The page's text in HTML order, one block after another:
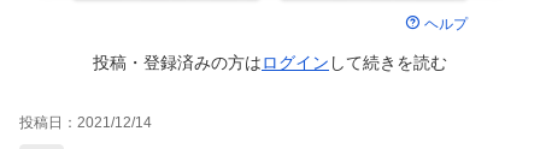
ヘルプ
投稿・登録済みの方はログイン して続きを読む
投稿日： 2021/12/14